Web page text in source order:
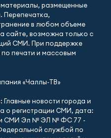
размещенные
Перепечатка,
в любом объеме
сайте, возможна только с
СМИ. При поддержке
по печати и массовым
«Чаллы-ТВ»
новости города и
о регистрации СМИ, дата:
СМИ Эл № ЭЛ № ФС 77 -
службой по